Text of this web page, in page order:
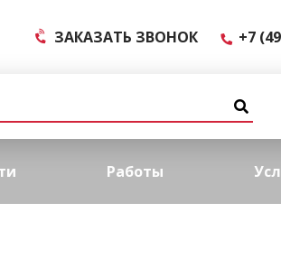
ЗАКАЗАТЬ ЗВОНОК +7
Работы